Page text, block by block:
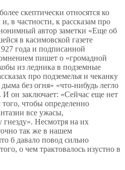
скептически относятся ко
в частности, к рассказам про
автор заметки «Еще об
в касимовской газете
года и подписанной
пишет о «громадной
из ледника в подземные
про подземелья и чеканку
без огня» «что-нибудь легло
он заключает: «Сейчас еще нет
чтобы определенно
все ужасы,
Несмотря на их
так же в нашем
б давало повод сильно
о чем трактовалось изустно в